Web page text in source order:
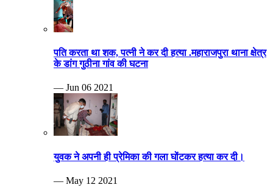
पति करता था शक, पत्नी ने कर दी हत्या .महाराजपुरा थाना क्षेत्र
के डांग गुठीना गांव की घटना
— Jun 06 2021
युवक ने अपनी ही प्रेमिका की गला घोंटकर हत्या कर दी।
— May 12 2021